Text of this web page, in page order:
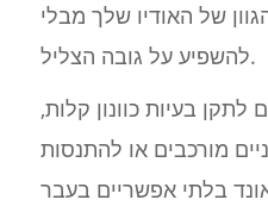
של האודיו שלך מבלי
להשפיע על גובה הצליל.
בעיות כוונון קלות,
מורכבים או להתנסות
בלתי אפשריים בעבר,